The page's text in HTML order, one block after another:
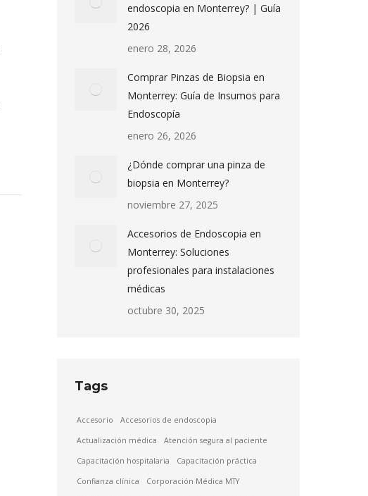
endoscopia en Monterrey? | Guía
2026
enero 28, 2026
Comprar Pinzas de Biopsia en
Monterrey: Guía de Insumos para
Endoscopía
enero 26, 2026
¿Dónde comprar una pinza de
biopsia en Monterrey?
noviembre 27, 2025
Accesorios de Endoscopia en
Monterrey: Soluciones
profesionales para instalaciones
médicas
octubre 30, 2025
Tags
Accesorio Accesorios de endoscopia
Actualización médica Atención segura al paciente
Capacitación hospitalaria Capacitación práctica
Confianza clínica Corporación Médica MTY